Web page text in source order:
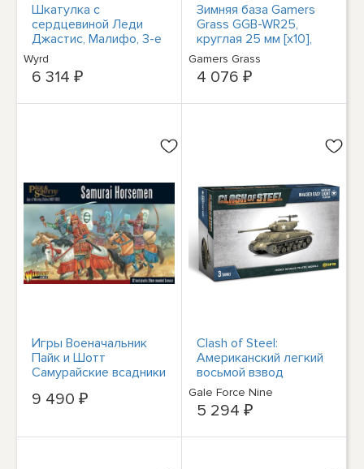
Шкатулка с
сердцевиной Леди
Джастис, Малифо, 3-е
издание
Wyrd
6 314 ₽
Зимняя база Gamers
Grass GGB-WR25,
круглая 25 мм [x10],
Готовая к бою,
Бесплатная доставка
Gamers Grass
4 076 ₽
Игры Военачальник
Пайк и Шотт
Самурайские всадники
9 490 ₽
Clash of Steel:
Американский легкий
восьмой взвод
M4A3E8
Gale Force Nine
5 294 ₽